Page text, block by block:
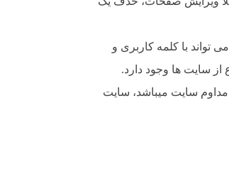
تواند با کلمه کاربری و
از سایت ها وجود دارد.
سایت میباشد، سایت